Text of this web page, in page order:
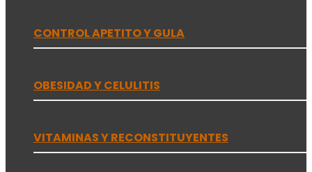
CONTROL APETITO Y GULA
OBESIDAD Y CELULITIS
VITAMINAS Y RECONSTITUYENTES